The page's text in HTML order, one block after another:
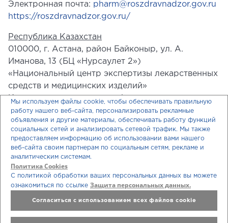
Электронная почта: pharm@roszdravnadzor.gov.ru
https://roszdravnadzor.gov.ru/
Республика Казахстан
010000, г. Астана, район Байконыр, ул. А.
Иманова, 13 (БЦ «Нурсаулет 2»)
«Национальный центр экспертизы лекарственных
средств и медицинских изделий»
Комитета медицинского и фармацевтического
контроля Министерства Здравоохранения
Республики Казахстан
Телефон: +7 7172 235 135
Электронная почта:farm@dari.kz
https://www.ndda.kz
Республика Беларусь
220037, г. Минск, Товарищеский пер., 2а
РУП «Центр экспертиз и испытаний в
здравоохранении»
Мы используем файлы cookie, чтобы обеспечивать правильную
работу нашего веб-сайта, персонализировать рекламные
объявления и другие материалы, обеспечивать работу функций
социальных сетей и анализировать сетевой трафик. Мы также
предоставляем информацию об использовании вами нашего
веб-сайта своим партнерам по социальным сетям, рекламе и
аналитическим системам.
Политика Cookies
С политикой обработки ваших персональных данных вы можете
ознакомиться по ссылке Защита персональных данных.
Согласиться с использованием всех файлов cookie